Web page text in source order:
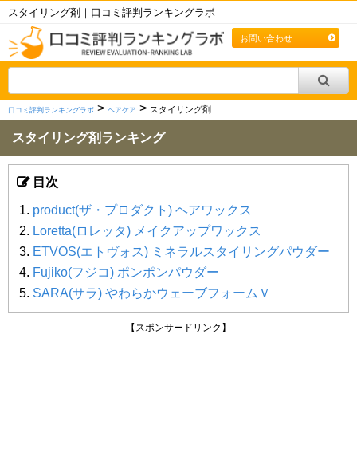
スタイリング剤｜口コミ評判ランキングラボ
お問い合わせ
口コミ評判ランキングラボ > ヘアケア > スタイリング剤
スタイリング剤ランキング
目次
product(ザ・プロダクト) ヘアワックス
Loretta(ロレッタ) メイクアップワックス
ETVOS(エトヴォス) ミネラルスタイリングパウダー
Fujiko(フジコ) ポンポンパウダー
SARA(サラ) やわらかウェーブフォームＶ
【スポンサードリンク】